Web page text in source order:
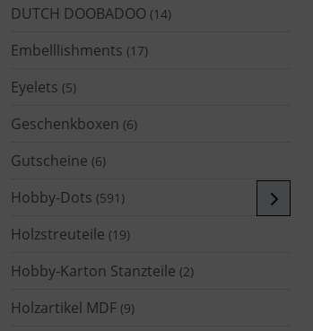
DUTCH DOOBADOO (14)
Embelllishments (17)
Eyelets (5)
Geschenkboxen (6)
Gutscheine (6)
Hobby-Dots (591)
Holzstreuteile (19)
Hobby-Karton Stanzteile (2)
Holzartikel MDF (9)